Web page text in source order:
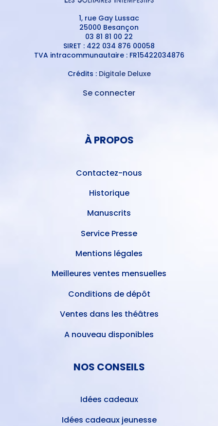
1, rue Gay Lussac
25000 Besançon
03 81 81 00 22
SIRET : 422 034 876 00058
TVA intracommunautaire : FR15422034876
Crédits : Digitale Deluxe
Se connecter
À PROPOS
Contactez-nous
Historique
Manuscrits
Service Presse
Mentions légales
Meilleures ventes mensuelles
Conditions de dépôt
Ventes dans les théâtres
A nouveau disponibles
NOS CONSEILS
Idées cadeaux
Idées cadeaux jeunesse